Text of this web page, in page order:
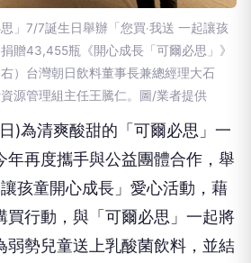
」7/7誕生日舉辦「您買‧我送 一起讓孩
贈43,455瓶《開心成長「可爾必思」》
）台灣朝日飲料董事長兼總經理大石
源管理組主任王騰仁。圖/業者提供
)為清爽酸甜的「可爾必思」一
年再度攜手與公益團體合作，舉
孩童開心成長」愛心活動，藉
買行動，與「可爾必思」一起將
弱勢兒童送上乳酸菌飲料，並結